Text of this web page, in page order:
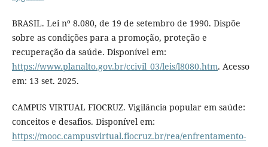
BRASIL. Lei nº 8.080, de 19 de setembro de 1990. Dispõe
sobre as condições para a promoção, proteção e
recuperação da saúde. Disponível em:
https://www.planalto.gov.br/ccivil_03/leis/l8080.htm. Acesso
em: 13 set. 2025.
CAMPUS VIRTUAL FIOCRUZ. Vigilância popular em saúde:
conceitos e desafios. Disponível em:
https://mooc.campusvirtual.fiocruz.br/rea/enfrentamento-